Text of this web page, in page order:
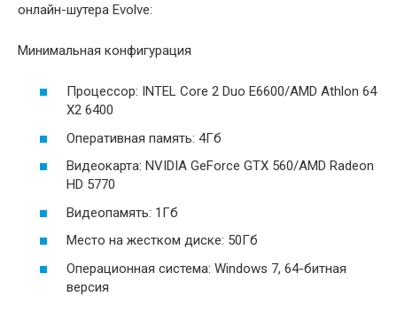
онлайн-шутера Evolve:
Минимальная конфигурация
Процессор: INTEL Core 2 Duo E6600/AMD Athlon 64
X2 6400
Оперативная память: 4Гб
Видеокарта: NVIDIA GeForce GTX 560/AMD Radeon
HD 5770
Видеопамять: 1Гб
Место на жестком диске: 50Гб
Операционная система: Windows 7, 64-битная
версия